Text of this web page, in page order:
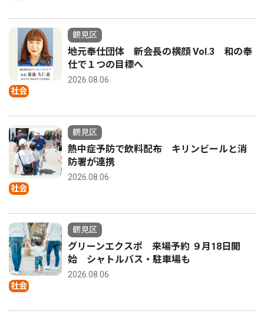
社会
鶴見区
地元奉仕団体 新会長の横顔 Vol.3 和の奉
仕で１つの目標へ
2026.08.06
社会
鶴見区
熱中症予防で飲料配布 キリンビールと消
防署が連携
2026.08.06
社会
鶴見区
グリーンエクスポ 来場予約 ９月18日開
始 シャトルバス・駐車場も
2026.08.06